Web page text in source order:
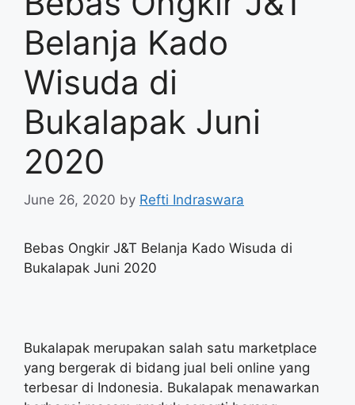
Belanja Kado
Wisuda di
Bukalapak Juni
2020
June 26, 2020 by Refti Indraswara
Bebas Ongkir J&T Belanja Kado Wisuda di
Bukalapak Juni 2020
Bukalapak merupakan salah satu marketplace
yang bergerak di bidang jual beli online yang
terbesar di Indonesia. Bukalapak menawarkan